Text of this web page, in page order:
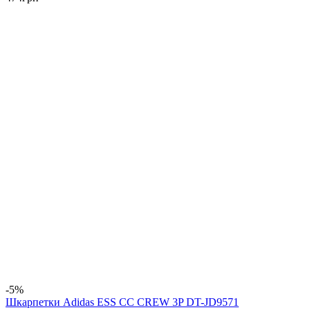
-5%
Шкарпетки Adidas ESS CC CREW 3P DT-JD9571